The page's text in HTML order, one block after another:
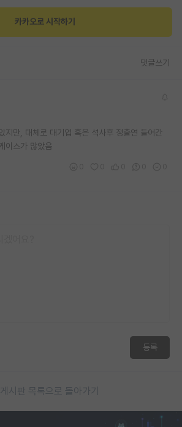
카카오로 시작하기
댓글쓰기
지만, 대체로 대기업 혹은 석사후 정출연 들어간
이스가 많았음
등록
게시판 목록으로 돌아가기